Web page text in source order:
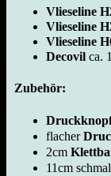
Vlieseline
Vlieseline
Vlieseline
Decovil ca.
Zubehör:
flacher
2cm
11cm